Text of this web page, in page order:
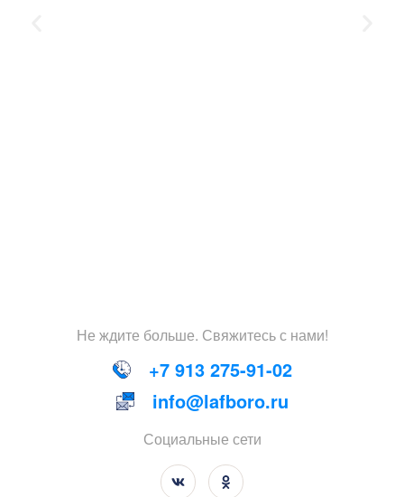
Не ждите больше. Свяжитесьс нами!
+7 913 275-91-02
info@lafboro.ru
Социальные сети